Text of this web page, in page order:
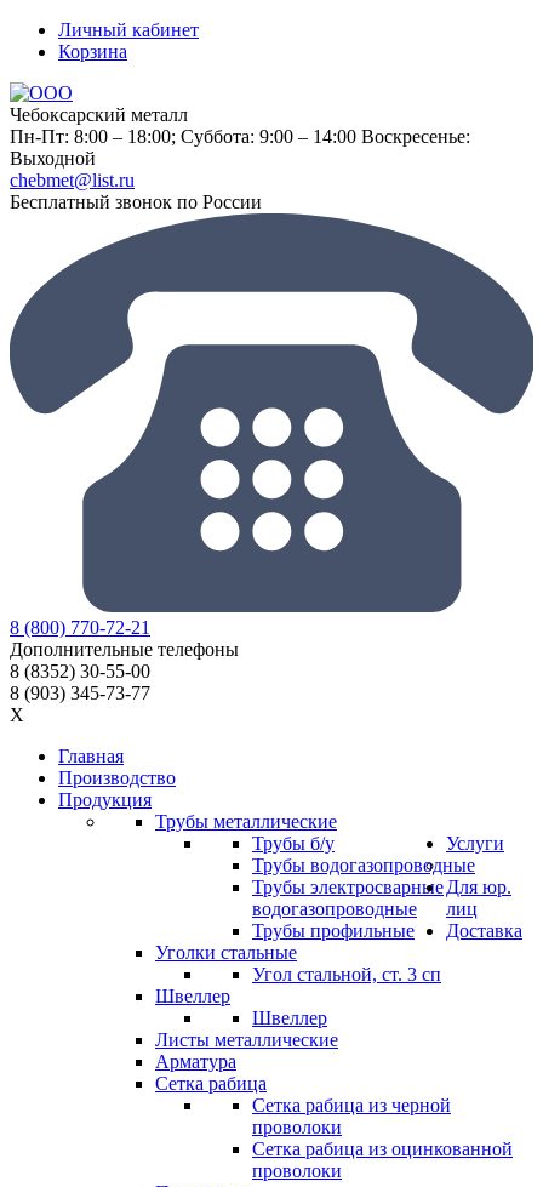
Личный кабинет
Корзина
Чебоксарский металл
Пн-Пт: 8:00 – 18:00; Суббота: 9:00 – 14:00 Воскресенье:
Выходной
chebmet@list.ru
Бесплатный звонок по России
8 (800) 770-72-21
Дополнительные телефоны
8 (8352) 30-55-00
8 (903) 345-73-77
X
Главная
Производство
Продукция
Трубы металлические
Трубы б/у
Трубы водогазопроводные
Трубы электросварные
водогазопроводные
Трубы профильные
Уголки стальные
Угол стальной, ст. 3 сп
Швеллер
Швеллер
Листы металлические
Арматура
Сетка рабица
Сетка рабица из черной
проволоки
Сетка рабица из оцинкованной
проволоки
Услуги
Для юр.
лиц
Доставка